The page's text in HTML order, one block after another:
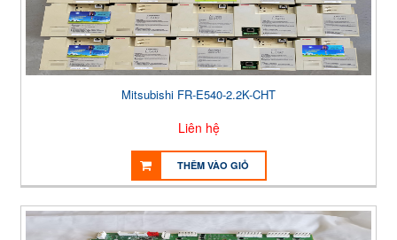
Mitsubishi FR-E540-2.2K-CHT
Liên hệ
THÊM VÀO GIỎ